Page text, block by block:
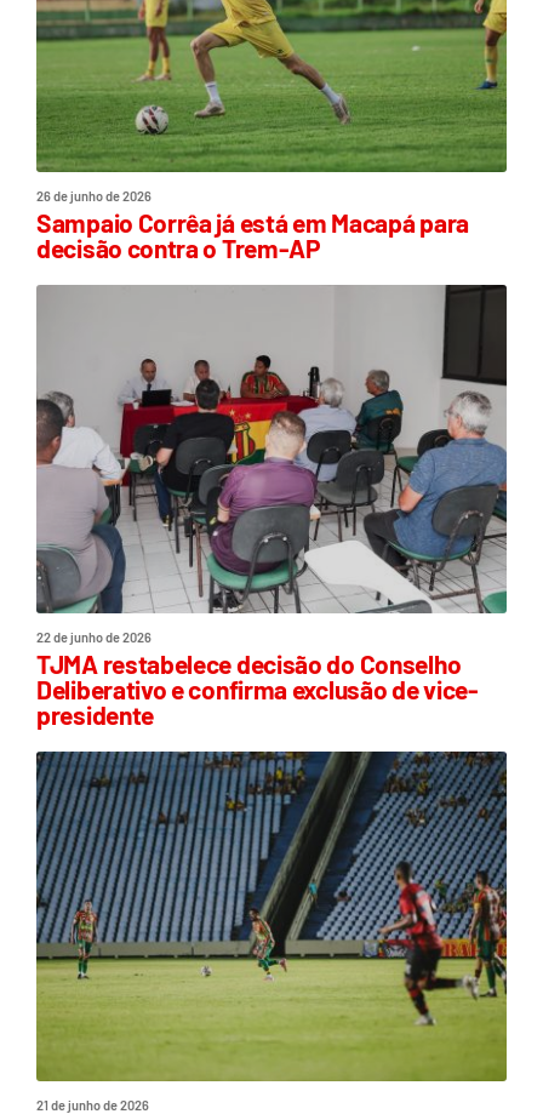
26 de junho de 2026
Sampaio Corrêa já está em Macapá para
decisão contra o Trem-AP
22 de junho de 2026
TJMA restabelece decisão do Conselho
Deliberativo e confirma exclusão de vice-
presidente
21 de junho de 2026